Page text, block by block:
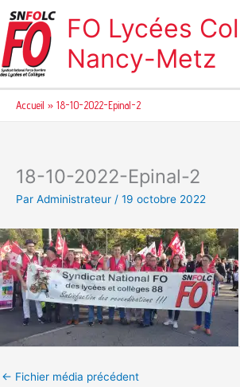
au
contenu
FO Lycées
Nancy-Metz
Accueil 18-10-2022-Epinal-2
18-10-2022-Epinal-2
Par Administrateur / 19 octobre 2022
← Fichier média précédent